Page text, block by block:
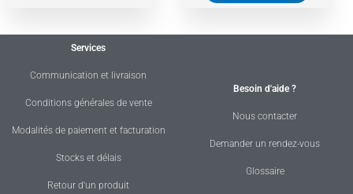
Services
Communication et livraison
Conditions générales de vente
Modalités de paiement et facturation
Stocks et délais
Retour d'un produit
Besoin d'aide ?
Nous contacter
Demander un rendez-vous
Glossaire